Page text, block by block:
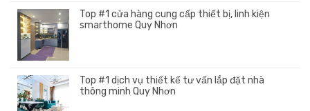
Top #1 cửa hàng cung cấp thiết bị, linh kiện
smarthome Quy Nhơn
Top #1 dịch vụ thiết kế tư vấn lắp đặt nhà
thông minh Quy Nhơn